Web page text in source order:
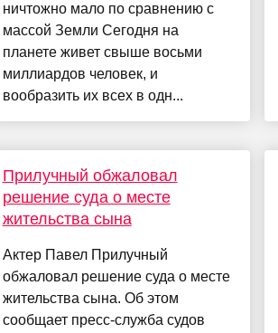
ничтожно мало по сравнению с
массой Земли Сегодня на
планете живет свыше восьми
миллиардов человек, и
вообразить их всех в одн...
Прилучный обжаловал
решение суда о месте
жительства сына
Актер Павел Прилучный
обжаловал решение суда о месте
жительства сына. Об этом
сообщает пресс-служба судов